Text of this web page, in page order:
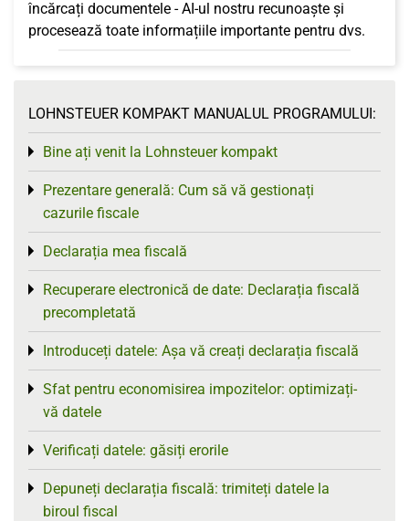
încărcați documentele - AI-ul nostru recunoaște și
procesează toate informațiile importante pentru dvs.
LOHNSTEUER KOMPAKT MANUALUL PROGRAMULUI:
Bine ați venit la Lohnsteuer kompakt
Toggle menu
Prezentare generală: Cum să vă gestionați
cazurile fiscale
Toggle menu
Declarația mea fiscală
Toggle menu
Recuperare electronică de date: Declarația fiscală
precompletată
Toggle menu
Introduceți datele: Așa vă creați declarația fiscală
Toggle menu
Sfat pentru economisirea impozitelor: optimizați-
vă datele
Toggle menu
Verificați datele: găsiți erorile
Toggle menu
Depuneți declarația fiscală: trimiteți datele la
biroul fiscal
Toggle menu